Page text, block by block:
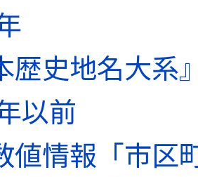
歴史地名大
以前
値情報「市区